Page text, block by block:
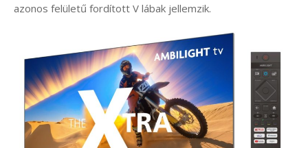
azonos felületű fordított V lábak jellemzik.